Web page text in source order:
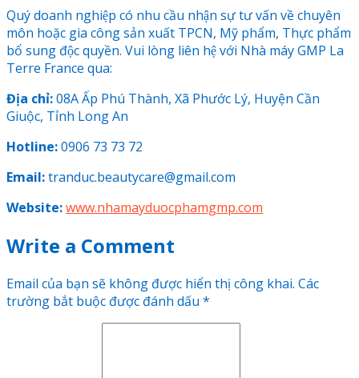
Quý doanh nghiệp có nhu cầu nhận sự tư vấn về chuyên
môn hoặc gia công sản xuất TPCN, Mỹ phẩm, Thực phẩm
bổ sung độc quyền. Vui lòng liên hệ với Nhà máy GMP La
Terre France qua:
Địa chỉ:08A Ấp Phú Thành, Xã Phước Lý, Huyện Cần
Giuộc, Tỉnh Long An
Hotline:0906 73 73 72
Email:tranduc.beautycare@gmail.com
Website:www.nhamayduocphamgmp.com
Write a Comment
Email của bạn sẽ không được hiển thị công khai. Các
trường bắt buộc được đánh dấu *